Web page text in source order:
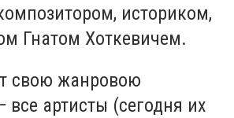
историком,
Гнатом Хоткевичем.
свою жанровою
все артисты (сегодня их